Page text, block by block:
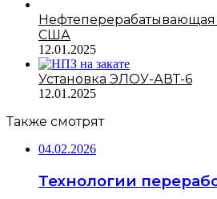
США
12.01.2025
Установка ЭЛОУ-АВТ-6
12.01.2025
Также смотрят
04.02.2026
Технологии